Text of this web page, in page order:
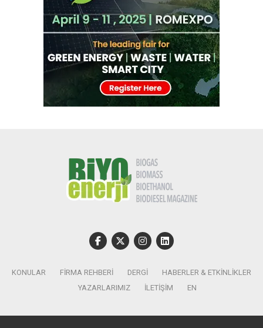
KONULAR FIRMA REHBERI DERGI
HABERLER & ETKINLIKLER
YAZARLARIMIZ
İLETIŞIM EN